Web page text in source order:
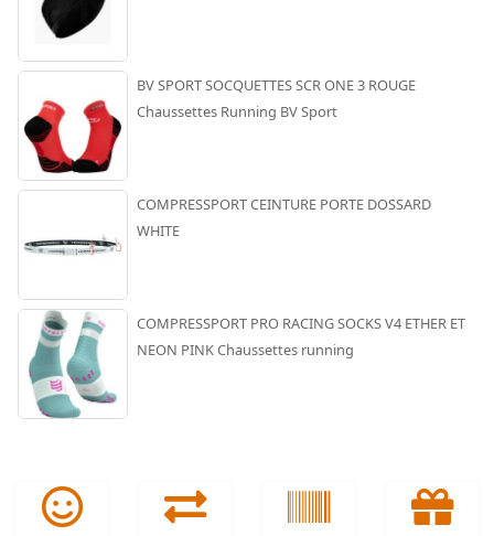
BV SPORT SOCQUETTES SCR ONE 3 ROUGE
Chaussettes Running BV Sport
COMPRESSPORT CEINTURE PORTE DOSSARD
WHITE
COMPRESSPORT PRO RACING SOCKS V4 ETHER ET
NEON PINK Chaussettes running